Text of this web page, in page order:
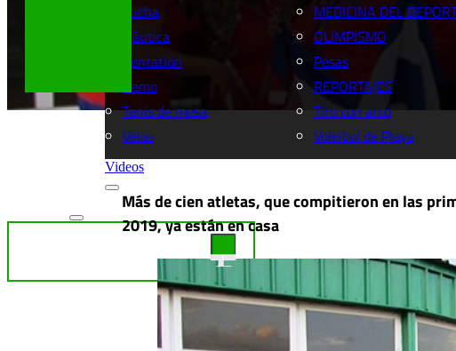
Lucha
MEDICINA DEL
Náutica
OLIMPISMO
Pentatlón
Pesas
Remo
REPORTAJES
Tenis de mesa
Tiro con arco
Velas
Voleibol de Playa
Videos
Más de cien atletas, que compitieron en las
2019, ya están en casa